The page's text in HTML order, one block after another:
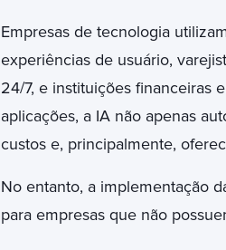
Empresas de tecnologia
experiências de usuário,
24/7, e instituições financeiras
aplicações, a IA não apenas
custos e, principalmente,
No entanto, a implementação
para empresas que não